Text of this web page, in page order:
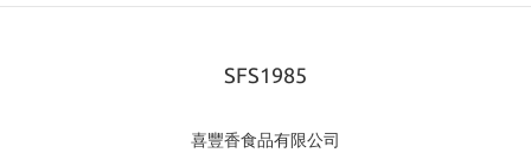
SFS1985
喜豐香食品有限公司